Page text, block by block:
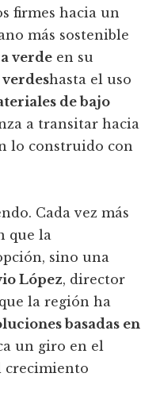
firmes hacia un
más sostenible
verde en su
hasta el uso
de bajo
a transitar hacia
lo construido con
Cada vez más
que la
sino una
López, director
la región ha
basadas en
un giro en el
crecimiento